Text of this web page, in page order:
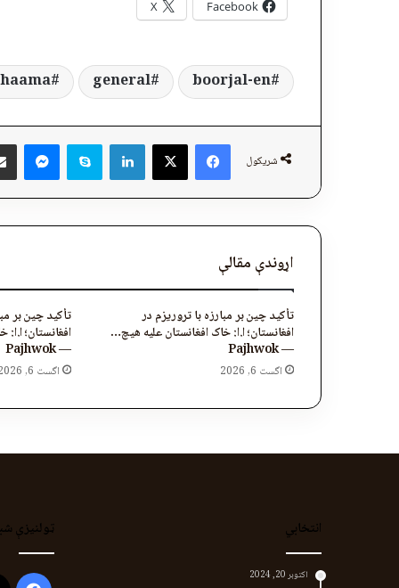
Facebook
X
boorjal-en
general
شریکول
Facebook
X
LinkedIn
Skype
اړوندې مقالې
تأکید چین بر مبارزه با تروریزم در
افغانستان؛ ا.ا: خاک افغانستان علیه هیچ…
— Pajhwok
اگست 6, 2026
تأکید چین بر
افغانستان؛
— Pajhwok
اگست 6, 2026
انتخابي
اکتوبر 20, 2024
ټولنیزې